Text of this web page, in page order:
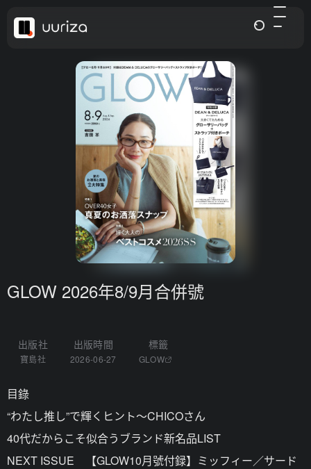
GLOW 2026年8/9月合併號
出版社
寶島社
出版時間
2026-06-27
標籤
GLOW
目錄
“わたし推し”で輝くヒント～CHICOさん
40代だからこそ似合うブランド新名品LIST
NEXT ISSUE 【GLOW10月號付録】ミッフィー／サード